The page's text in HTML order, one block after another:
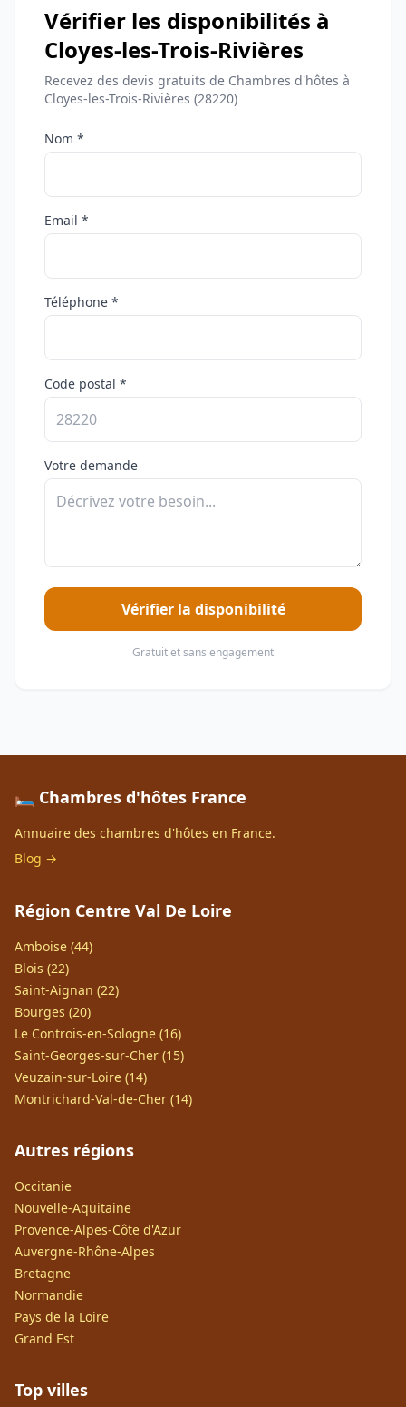
Vérifier les disponibilités à
Cloyes-les-Trois-Rivières
Recevez des devis gratuits de Chambres d'hôtes à
Cloyes-les-Trois-Rivières (28220)
Nom *
Email *
Téléphone *
Code postal *
Votre demande
Vérifier la disponibilité
Gratuit et sans engagement
🛏️ Chambres d'hôtes France
Annuaire des chambres d'hôtes en France.
Blog →
Région Centre Val De Loire
Amboise (44)
Blois (22)
Saint-Aignan (22)
Bourges (20)
Le Controis-en-Sologne (16)
Saint-Georges-sur-Cher (15)
Veuzain-sur-Loire (14)
Montrichard-Val-de-Cher (14)
Autres régions
Occitanie
Nouvelle-Aquitaine
Provence-Alpes-Côte d'Azur
Auvergne-Rhône-Alpes
Bretagne
Normandie
Pays de la Loire
Grand Est
Top villes